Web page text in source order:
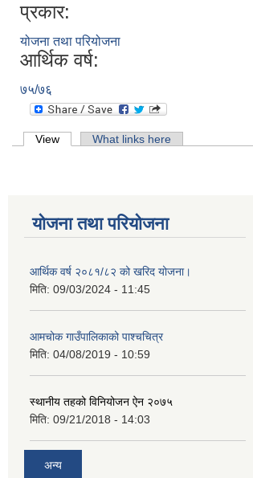
प्रकार:
योजना तथा परियोजना
आर्थिक वर्ष:
७५/७६
Primary tabs
View (active tab)What links here
योजना तथा परियोजना
आर्थिक वर्ष २०८१/८२ को खरिद योजना।
मिति: 09/03/2024 - 11:45
आमचोक गाउँपालिकाको पाश्चचित्र
मिति: 04/08/2019 - 10:59
स्थानीय तहको विनियोजन ऐन २०७५
मिति: 09/21/2018 - 14:03
अन्य